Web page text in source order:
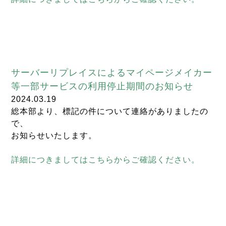
サーバーリプレイスによるマイページメイカー
等一部サービスの利用停止期間のお知らせ
2024.03.19
総本部より、標記の件について連絡がありましたの
で、
お知らせいたします。
詳細につきましてはこちらからご確認ください。